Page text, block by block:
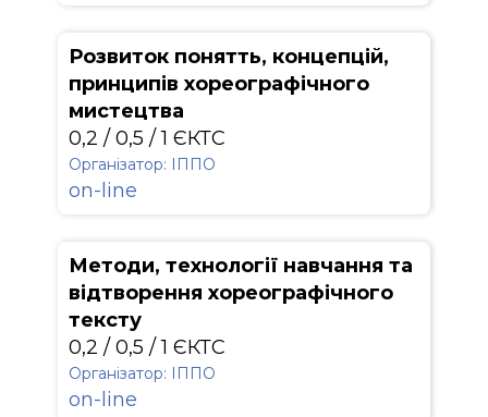
Розвиток понятть, концепцій,
принципів хореографічного
мистецтва
0,2 / 0,5 / 1 ЄКТС
Організатор: ІППО
on-line
Методи, технології навчання та
відтворення хореографічного
тексту
0,2 / 0,5 / 1 ЄКТС
Організатор: ІППО
on-line